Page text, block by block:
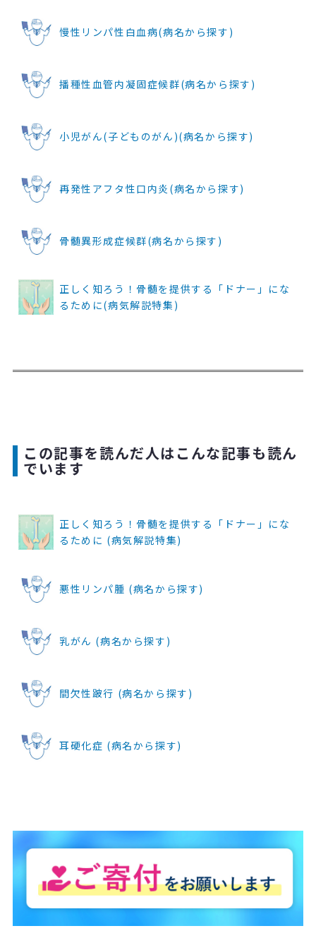
慢性リンパ性白血病(病名から探す)
播種性血管内凝固症候群(病名から探す)
小児がん(子どものがん)(病名から探す)
再発性アフタ性口内炎(病名から探す)
骨髄異形成症候群(病名から探す)
正しく知ろう！骨髄を提供する「ドナー」にな
るために(病気解説特集)
この記事を読んだ人はこんな記事も読ん
でいます
正しく知ろう！骨髄を提供する「ドナー」にな
るために (病気解説特集)
悪性リンパ腫 (病名から探す)
乳がん (病名から探す)
間欠性跛行 (病名から探す)
耳硬化症 (病名から探す)